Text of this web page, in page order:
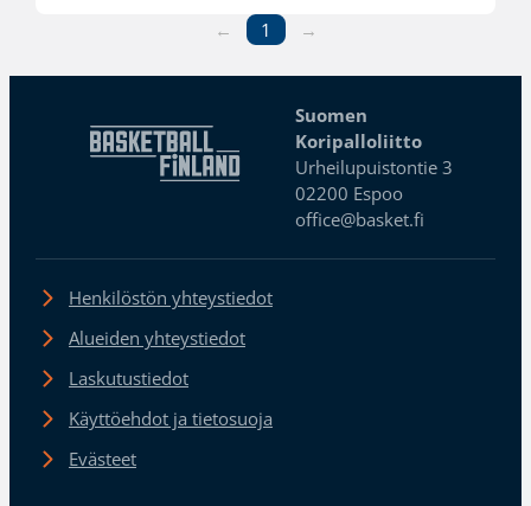
← 1 →
Suomen
Koripalloliitto
Urheilupuistontie 3
02200 Espoo
office@basket.fi
Henkilöstön yhteystiedot
Alueiden yhteystiedot
Laskutustiedot
Käyttöehdot ja tietosuoja
Evästeet